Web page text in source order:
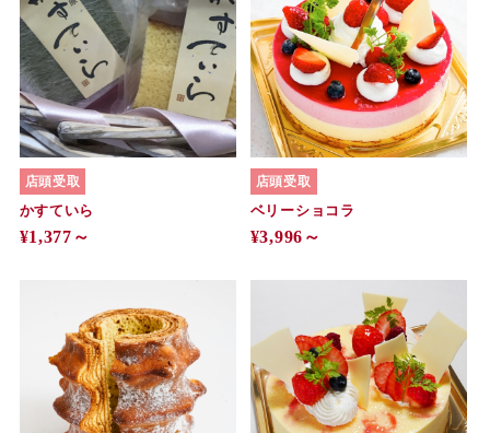
店頭受取
かすていら
¥1,377～
店頭受取
ベリーショコラ
¥3,996～